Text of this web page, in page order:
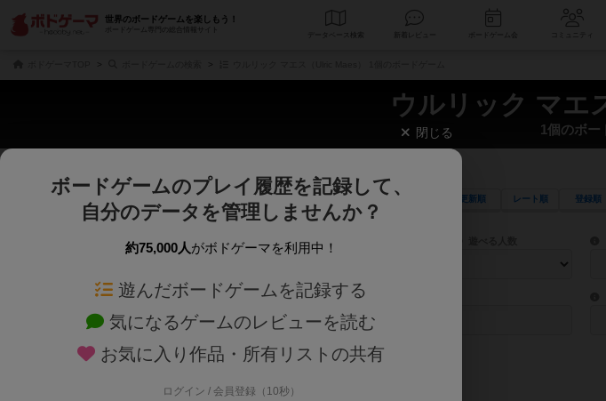
世界のボードゲームを楽しもう！
ボードゲーム専門の総合情報サイト
データベース
ウルリック マエ
1個のボー
じっくり表示 更新順 レート順 登録順
商品名、商品説明文、デザイナー名、テーマ名、メカニクス名を対象にフリーワード検索ができます。
ゲームデザイナー名を指定して検索できます。
ゲームデザイナー
対象年齢を指定します。 世界観や登場人物などモチーフ・ストーリーを指定すること
テーマ/フレーバー
閉じる
ボードゲームのプレイ履歴を記録して、
自分のデータを管理しませんか？
約75,000人がボドゲーマを利用中！
遊んだボードゲームを記録する
気になるゲームのレビューを読む
お気に入り作品・所有リストの共有
ログイン / 会員登録（10秒）